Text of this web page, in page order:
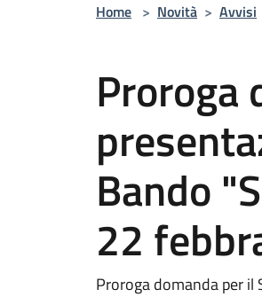
Home > Novità > Avvisi
Proroga
Bando
22
Proroga domanda per il